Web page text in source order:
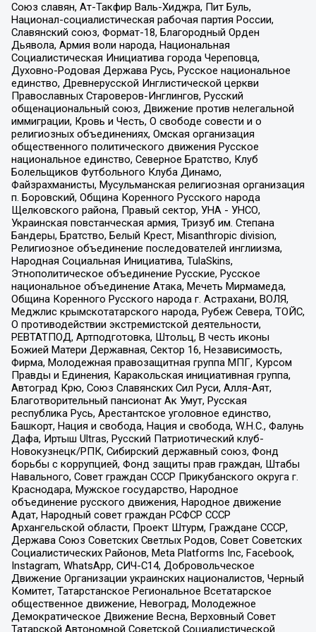
Союз славян, Ат-Такфир Валь-Хиджра, Пит Буль,
Национал-социалистическая рабочая партия России,
Славянский союз, Формат-18, Благородный Орден
Дьявола, Армия воли народа, Национальная
Социалистическая Инициатива города Череповца,
Духовно-Родовая Держава Русь, Русское национальное
единство, Древнерусской Инглистической церкви
Православных Староверов-Инглингов, Русский
общенациональный союз, Движение против нелегальной
иммиграции, Кровь и Честь, О свободе совести и о
религиозных объединениях, Омская организация
общественного политического движения Русское
национальное единство, Северное Братство, Клуб
Болельщиков Футбольного Клуба Динамо,
Файзрахманисты, Мусульманская религиозная организация
п. Боровский, Община Коренного Русского народа
Щелковского района, Правый сектор, УНА - УНСО,
Украинская повстанческая армия, Тризуб им. Степана
Бандеры, Братство, Белый Крест, Misanthropic division,
Религиозное объединение последователей инглиизма,
Народная Социальная Инициатива, TulaSkins,
Этнополитическое объединение Русские, Русское
национальное объединение Атака, Мечеть Мирмамеда,
Община Коренного Русского народа г. Астрахани, ВОЛЯ,
Меджлис крымскотатарского народа, Рубеж Севера, ТОЙС,
О противодействии экстремистской деятельности,
РЕВТАТПОД, Артподготовка, Штольц, В честь иконы
Божией Матери Державная, Сектор 16, Независимость,
Фирма, Молодежная правозащитная группа МПГ, Курсом
Правды и Единения, Каракольская инициативная группа,
Автоград Крю, Союз Славянских Сил Руси, Алля-Аят,
Благотворительный пансионат Ак Умут, Русская
республика Русь, Арестантское уголовное единство,
Башкорт, Нация и свобода, Нация и свобода, W.H.С., Фалунь
Дафа, Иртыш Ultras, Русский Патриотический клуб-
Новокузнецк/РПК, Сибирский державный союз, Фонд
борьбы с коррупцией, Фонд защиты прав граждан, Штабы
Навального, Совет граждан СССР Прикубанского округа г.
Краснодара, Мужское государство, Народное
объединение русского движения, Народное движение
Адат, Народный совет граждан РСФСР СССР
Архангельской области, Проект Штурм, Граждане СССР,
Держава Союз Советских Светлых Родов, Совет Советских
Социалистических Районов, Meta Platforms Inc, Facebook,
Instagram, WhatsApp, СИЧ-С14, Добровольческое
Движение Организации украинских националистов, Черный
Комитет, Татарстанское Региональное Всетатарское
общественное движение, Невоград, Молодежное
Демократическое Движение Весна, Верховный Совет
Татарской Автономной Советской Социалистической